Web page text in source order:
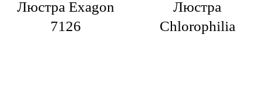
Люстра Exagon
7126
Люстра
Chlorophilia